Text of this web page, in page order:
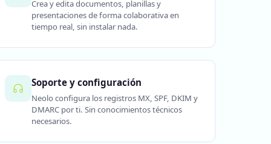
Crea y edita documentos, planillas y
presentaciones de forma colaborativa en
tiempo real, sin instalar nada.
Soporte y configuración
Neolo configura los registros MX, SPF, DKIM y
DMARC por ti. Sin conocimientos técnicos
necesarios.